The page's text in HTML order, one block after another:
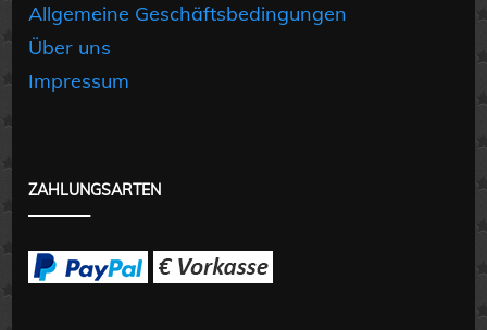
Allgemeine Geschäftsbedingungen
Über uns
Impressum
ZAHLUNGSARTEN